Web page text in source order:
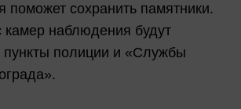
поможет сохранить памятники.
камер наблюдения будут
пункты полиции и «Службы